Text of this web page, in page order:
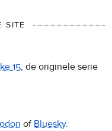
SITE
15, de originele serie
ofBluesky.